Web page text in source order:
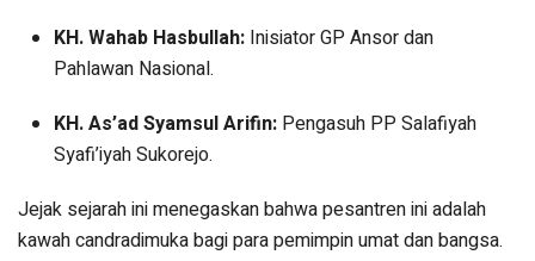
KH. Wahab Hasbullah: Inisiator GP Ansor dan
Pahlawan Nasional.
KH. As’ad Syamsul Arifin: Pengasuh PP Salafiyah
Syafi’iyah Sukorejo.
Jejak sejarah ini menegaskan bahwa pesantren ini adalah
kawah candradimuka bagi para pemimpin umat dan bangsa.